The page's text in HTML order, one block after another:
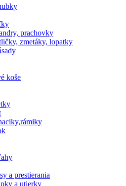
prachovky
zmetáky, lopatky
koše
a prestierania
a utierky